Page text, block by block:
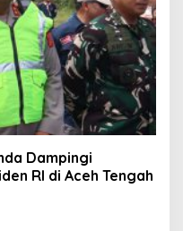
Dampingi
RI di Aceh Tengah